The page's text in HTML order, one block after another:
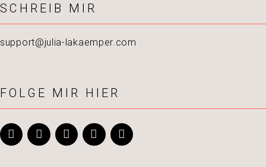
SCHREIB MIR
support@julia-lakaemper.com
FOLGE MIR HIER